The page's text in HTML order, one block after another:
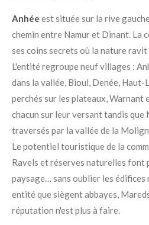
Anhée est située sur la rive
chemin entre Namur et Dinant. La
ses coins secrets où la nature
L'entité regroupe neuf villages :
dans la vallée, Bioul, Denée,
perchés sur les plateaux, Warnant
chacun sur leur versant tandis
traversés par la vallée de la
Le potentiel touristique de la
Ravels et réserves naturelles font
paysage… sans oublier les édifices
entité que siègent abbayes,
réputation n'est plus à faire.